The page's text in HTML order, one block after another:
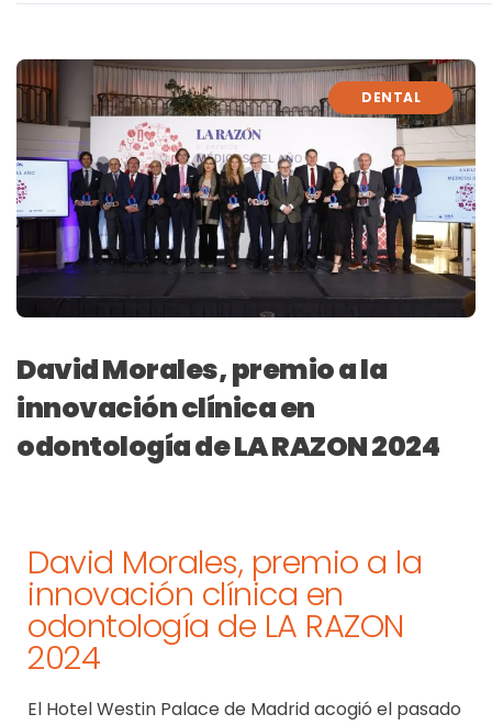
DENTAL
David Morales, premio a la
innovación clínica en
odontología de LA RAZON 2024
David Morales, premio a la
innovación clínica en
odontología de LA RAZON
2024
El Hotel Westin Palace de Madrid acogió el pasado